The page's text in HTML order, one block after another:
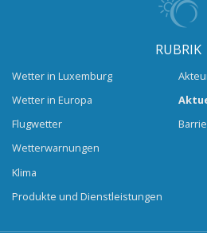
RUBRIK
Wetter in Luxemburg
Wetter in Europa
Flugwetter
Wetterwarnungen
Klima
Produkte und Dienstleistungen